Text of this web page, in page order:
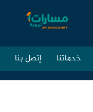
خدماتنا إتصل بنا